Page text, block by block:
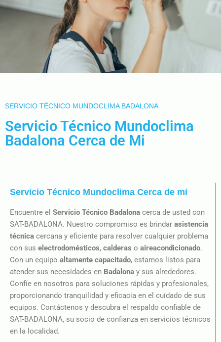
SERVICIO TÉCNICO MUNDOCLIMA BADALONA
Servicio Técnico Mundoclima
Badalona Cerca de Mi
Servicio Técnico Mundoclima Cerca de mi
Encuentre el Servicio Técnico Badalona cerca de usted con
SAT-BADALONA. Nuestro compromiso es brindar asistencia
técnica cercana y eficiente para resolver cualquier problema
con sus electrodomésticos, calderas o aireacondicionado.
Con un equipo altamente capacitado, estamos listos para
atender sus necesidades en Badalona y sus alrededores.
Confíe en nosotros para soluciones rápidas y profesionales,
proporcionando tranquilidad y eficacia en el cuidado de sus
equipos. Contáctenos y descubra el respaldo confiable de
SAT-BADALONA, su socio de confianza en servicios técnicos
en la localidad.